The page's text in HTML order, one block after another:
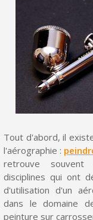
Livraison offerte
Paiement
Votre
Partagez
Gagnez des
Tout d'abord, il
l'aérographie :
retrouve souvent
disciplines qui ont
d'utilisation d'un
dans le domaine
peinture sur